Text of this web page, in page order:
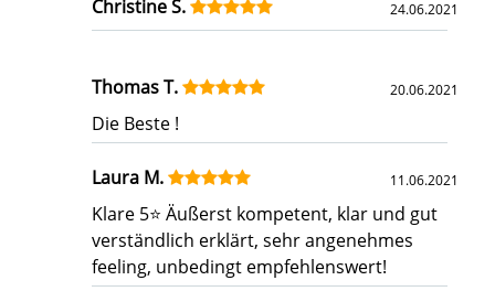
Christine S. 24.06.2021
Thomas T. 20.06.2021
Die Beste !
Laura M. 11.06.2021
Klare 5⭐ Äußerst kompetent, klar und gut
verständlich erklärt, sehr angenehmes
feeling, unbedingt empfehlenswert!